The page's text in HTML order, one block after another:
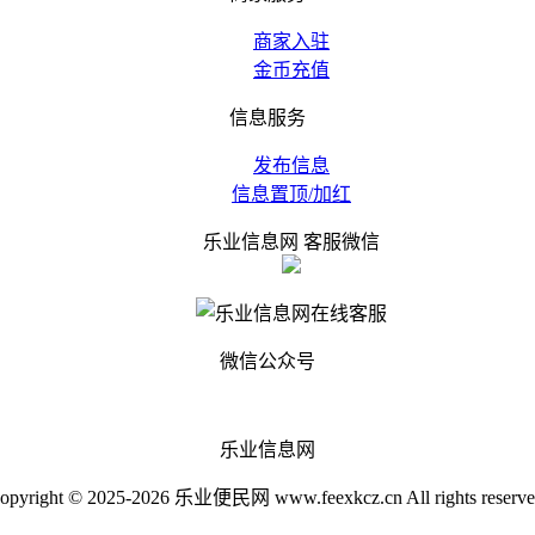
商家入驻
金币充值
信息服务
发布信息
信息置顶/加红
乐业信息网 客服微信
微信公众号
乐业信息网
© 2025-2026 乐业便民网 www.feexkcz.cn All rights